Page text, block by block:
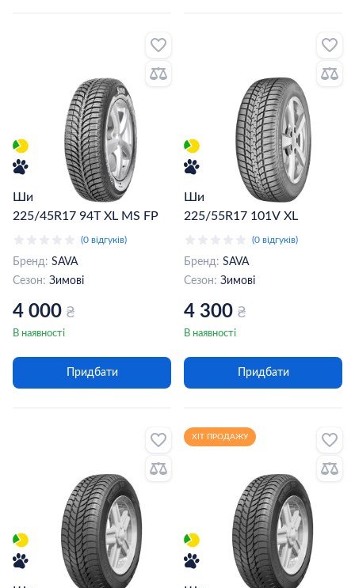
Шина Sava Eskimo Ice
225/45R17 94T XL MS FP
(0 відгуків)
Бренд: SAVA
Сезон: Зимові
4 000 ₴
В наявності
Придбати
Шина Sava Eskimo HP2
225/55R17 101V XL
(0 відгуків)
Бренд: SAVA
Сезон: Зимові
4 300 ₴
В наявності
Придбати
ХІТ ПРОДАЖУ